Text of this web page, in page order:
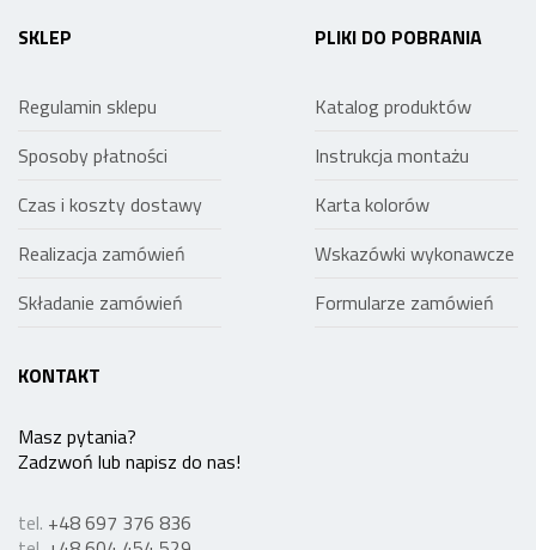
SKLEP
Regulamin sklepu
Sposoby płatności
Czas i koszty dostawy
Realizacja zamówień
Składanie zamówień
PLIKI DO POBRANIA
Katalog produktów
Instrukcja montażu
Karta kolorów
Wskazówki wykonawcze
Formularze zamówień
KONTAKT
Masz pytania?
Zadzwoń lub napisz do nas!
tel. +48 697 376 836